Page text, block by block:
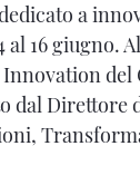
a
16 giugno.
Innovation
dal Direttore